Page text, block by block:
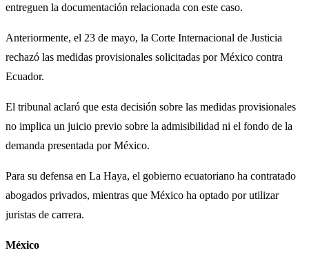
entreguen la documentación relacionada con este caso.
Anteriormente, el 23 de mayo, la Corte Internacional de Justicia
rechazó las medidas provisionales solicitadas por México contra
Ecuador.
El tribunal aclaró que esta decisión sobre las medidas provisionales
no implica un juicio previo sobre la admisibilidad ni el fondo de la
demanda presentada por México.
Para su defensa en La Haya, el gobierno ecuatoriano ha contratado
abogados privados, mientras que México ha optado por utilizar
juristas de carrera.
México